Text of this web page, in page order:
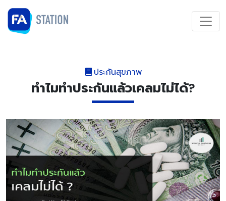
ประกันสุขภาพ
ทำไมทำประกันแล้วเคลมไม่ได้?